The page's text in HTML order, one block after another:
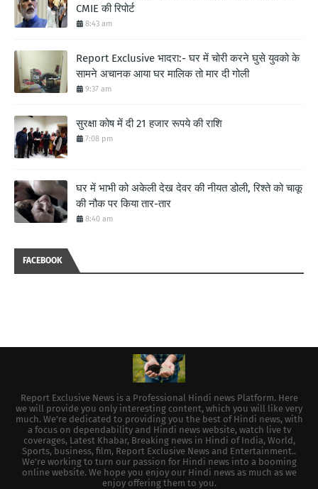
CMIE की रिपोर्ट
8:43 am
Report Exclusive भादरा:- घर में चोरी करने घुसे युवको के
सामने अचानक आया घर मालिक तो मार दी गोली
9:37 am
सुरक्षा कोष में दी 21 हजार रूपये की राशि
7:08 pm
घर में भाभी को अकेली देख देवर की नीयत डोली, रिश्ते को चाकू
की नौक पर किया तार-तार
8:40 am
FACEBOOK
Report Exclusive News is a Professional Hindi news Platform. Here
we will provide you only interesting content, which you will like very
much. We're dedicated to providing you the best of Hindi news, with
a focus on dependability and Hindi news website, watch live tv
coverages, Latest Khabar, Breaking news in Hindi of India, World,
Sports, business, film, Report Exclusive News and Entertainment..
We're working to turn our passion for Hindi news into a booming
online website. We hope you enjoy our Hindi news as much as we
enjoy offering them to you.